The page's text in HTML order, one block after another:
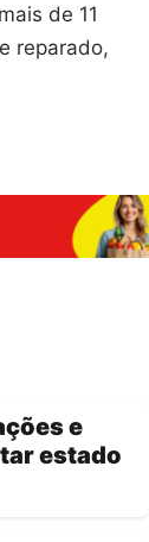
de 11
reparado,
e
estado